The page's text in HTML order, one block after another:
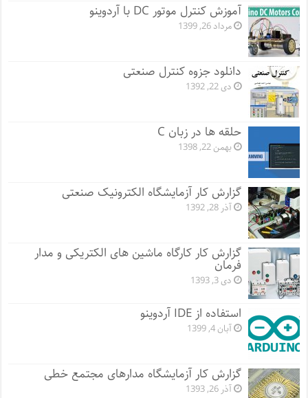
آموزش کنترل موتور DC با آردوینو
مرداد 26, 1399
دانلود جزوه کنترل صنعتی
دی 22, 1392
حلقه ها در زبان C
بهمن 22, 1398
گزارش کار آزمایشگاه الکترونیک صنعتی
آذر 28, 1392
گزارش کار کارگاه ماشین های الکتریکی و مدار
فرمان
دی 3, 1393
استفاده از IDE آردوینو
آبان 4, 1399
گزارش کار آزمایشگاه مدارهای مجتمع خطی
آذر 26, 1393